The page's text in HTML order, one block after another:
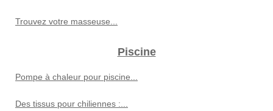
Trouvez votre masseuse...
Piscine
Pompe à chaleur pour piscine...
Des tissus pour chiliennes :...